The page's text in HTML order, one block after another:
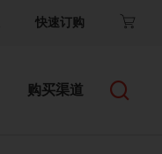
快速订购
购买渠道